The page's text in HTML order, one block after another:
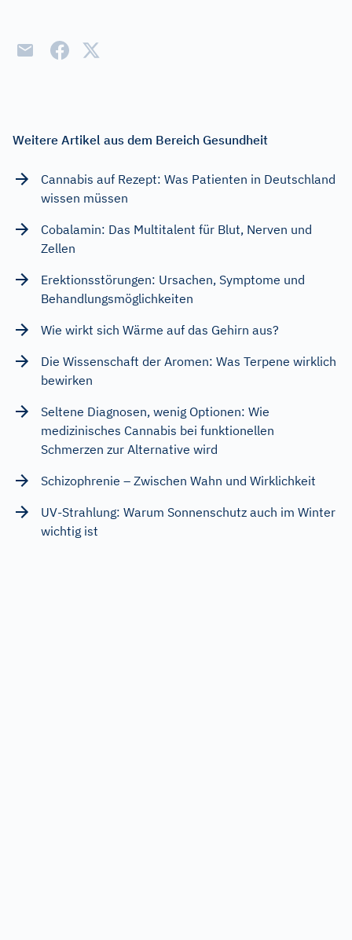
Weitere Artikel aus dem Bereich Gesundheit
Cannabis auf Rezept: Was Patienten in Deutschland
wissen müssen
Cobalamin: Das Multitalent für Blut, Nerven und
Zellen
Erektionsstörungen: Ursachen, Symptome und
Behandlungsmöglichkeiten
Wie wirkt sich Wärme auf das Gehirn aus?
Die Wissenschaft der Aromen: Was Terpene wirklich
bewirken
Seltene Diagnosen, wenig Optionen: Wie
medizinisches Cannabis bei funktionellen
Schmerzen zur Alternative wird
Schizophrenie – Zwischen Wahn und Wirklichkeit
UV-Strahlung: Warum Sonnenschutz auch im Winter
wichtig ist